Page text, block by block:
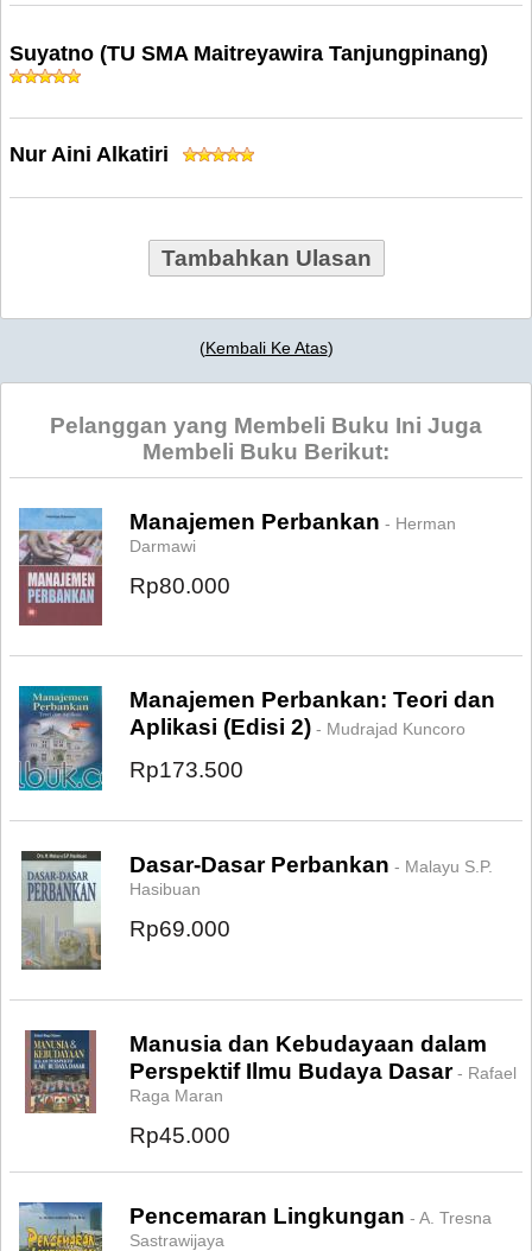
Suyatno (TU SMA Maitreyawira Tanjungpinang)
Nur Aini Alkatiri
Tambahkan Ulasan
(Kembali Ke Atas)
Pelanggan yang Membeli Buku Ini Juga
Membeli Buku Berikut:
Manajemen Perbankan - Herman
Darmawi
Rp80.000
Manajemen Perbankan: Teori dan
Aplikasi (Edisi 2) - Mudrajad Kuncoro
Rp173.500
Dasar-Dasar Perbankan - Malayu S.P.
Hasibuan
Rp69.000
Manusia dan Kebudayaan dalam
Perspektif Ilmu Budaya Dasar- Rafael
Raga Maran
Rp45.000
Pencemaran Lingkungan - A. Tresna
Sastrawijaya